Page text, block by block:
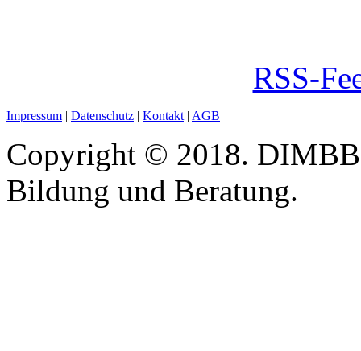
RSS-
Impressum | Datenschutz | Kontakt | AGB
Copyright © 2018.
Bildung und Beratung.